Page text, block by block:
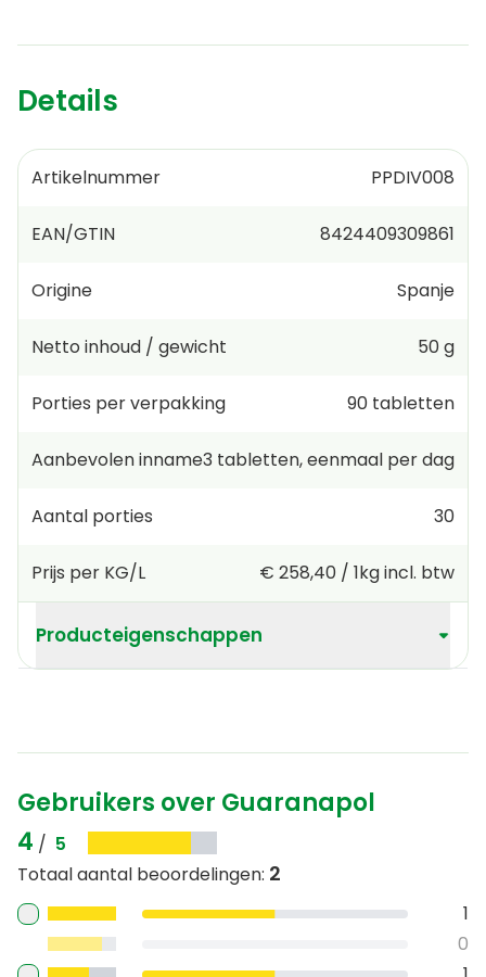
Details
Artikelnummer PPDIV008
EAN/GTIN 8424409309861
Origine Spanje
Netto inhoud / gewicht 50 g
Porties per verpakking 90 tabletten
Aanbevolen inname3 tabletten,eenmaal per dag
Aantal porties 30
Prijs per KG/L € 258,40 / 1kgincl. btw
Producteigenschappen
Gebruikers over Guaranapol
4 / 5
Totaal aantal beoordelingen: 2
1
0